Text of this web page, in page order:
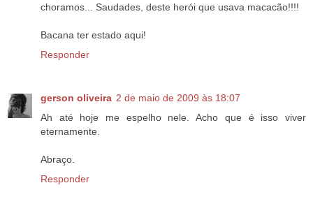
choramos... Saudades, deste herói que usava macacão!!!!
Bacana ter estado aqui!
Responder
gerson oliveira 2 de maio de 2009 às 18:07
Ah até hoje me espelho nele. Acho que é isso viver
eternamente.
Abraço.
Responder